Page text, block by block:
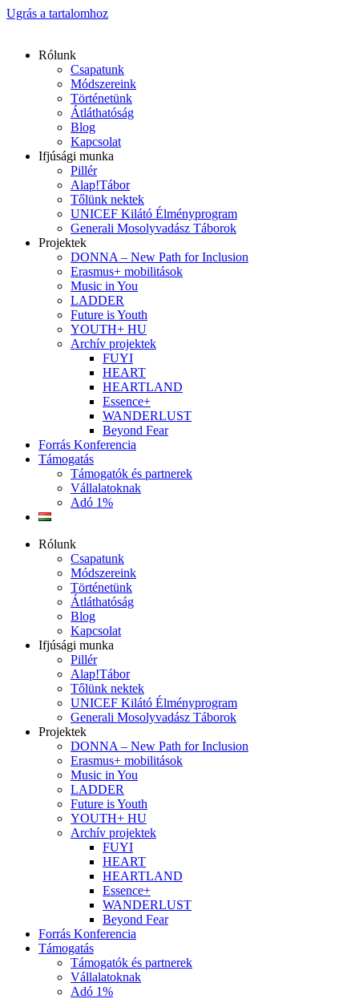
Ugrás a tartalomhoz
Rólunk
Csapatunk
Módszereink
Történetünk
Átláthatóság
Blog
Kapcsolat
Ifjúsági munka
Pillér
Alap!Tábor
Tőlünk nektek
UNICEF Kilátó Élményprogram
Generali Mosolyvadász Táborok
Projektek
DONNA – New Path for Inclusion
Erasmus+ mobilitások
Music in You
LADDER
Future is Youth
YOUTH+ HU
Archív projektek
FUYI
HEART
HEARTLAND
Essence+
WANDERLUST
Beyond Fear
Forrás Konferencia
Támogatás
Támogatók és partnerek
Vállalatoknak
Adó 1%
Rólunk
Csapatunk
Módszereink
Történetünk
Átláthatóság
Blog
Kapcsolat
Ifjúsági munka
Pillér
Alap!Tábor
Tőlünk nektek
UNICEF Kilátó Élményprogram
Generali Mosolyvadász Táborok
Projektek
DONNA – New Path for Inclusion
Erasmus+ mobilitások
Music in You
LADDER
Future is Youth
YOUTH+ HU
Archív projektek
FUYI
HEART
HEARTLAND
Essence+
WANDERLUST
Beyond Fear
Forrás Konferencia
Támogatás
Támogatók és partnerek
Vállalatoknak
Adó 1%